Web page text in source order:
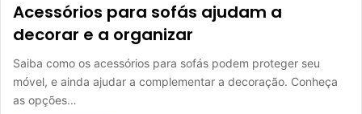
Acessórios para sofás ajudam a
decorar e a organizar
Saiba como os acessórios para sofás podem proteger seu
móvel, e ainda ajudar a complementar a decoração. Conheça
as opções…